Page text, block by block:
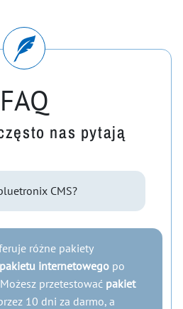
FAQ
nas pytają
CMS?
różne pakiety
pakietu internetowego po
przetestować pakiet
10 dni za darmo, a